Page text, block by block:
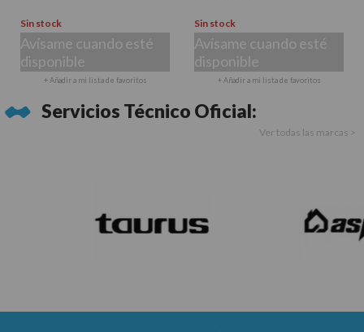
Sin stock
Avísame cuando esté
disponible
+ Añadir a mi lista de favoritos
Sin stock
Avísame cuando esté
disponible
+ Añadir a mi lista de favoritos
Servicios Técnico Oficial:
Ver todas las marcas >